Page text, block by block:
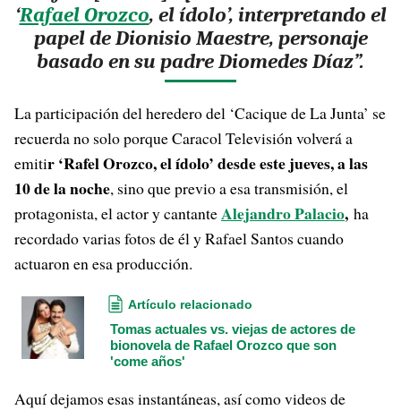
‘Rafael Orozco, el ídolo’, interpretando el
papel de Dionisio Maestre, personaje
basado en su padre Diomedes Díaz”.
La participación del heredero del ‘Cacique de La Junta’ se
recuerda no solo porque Caracol Televisión volverá a
emitir ‘Rafel Orozco, el ídolo’ desde este jueves, a las
10 de la noche, sino que previo a esa transmisión, el
protagonista, el actor y cantanteAlejandro Palacio, ha
recordado varias fotos de él y Rafael Santos cuando
actuaron en esa producción.
Artículo relacionado
Tomas actuales vs. viejas de actores de
bionovela de Rafael Orozco que son
'come años'
Aquí dejamos esas instantáneas, así como videos de